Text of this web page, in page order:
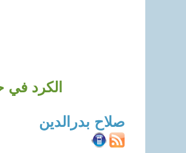
الكرد في
صلاح بدرالدين